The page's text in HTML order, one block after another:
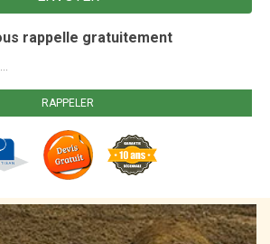
rappelle gratuitement